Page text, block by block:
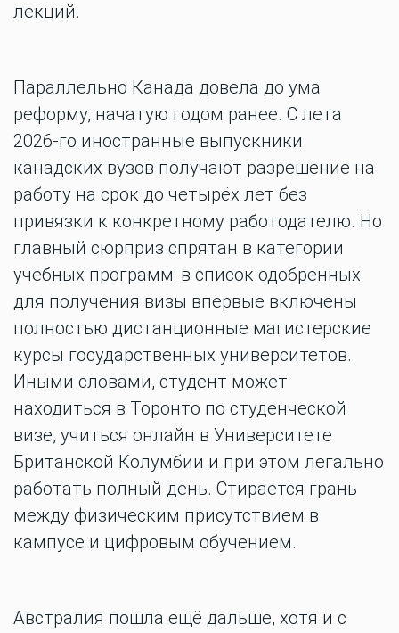
лекций.
Параллельно Канада довела до ума
реформу, начатую годом ранее. С лета
2026-го иностранные выпускники
канадских вузов получают разрешение на
работу на срок до четырёх лет без
привязки к конкретному работодателю. Но
главный сюрприз спрятан в категории
учебных программ: в список одобренных
для получения визы впервые включены
полностью дистанционные магистерские
курсы государственных университетов.
Иными словами, студент может
находиться в Торонто по студенческой
визе, учиться онлайн в Университете
Британской Колумбии и при этом легально
работать полный день. Стирается грань
между физическим присутствием в
кампусе и цифровым обучением.
Австралия пошла ещё дальше, хотя и с